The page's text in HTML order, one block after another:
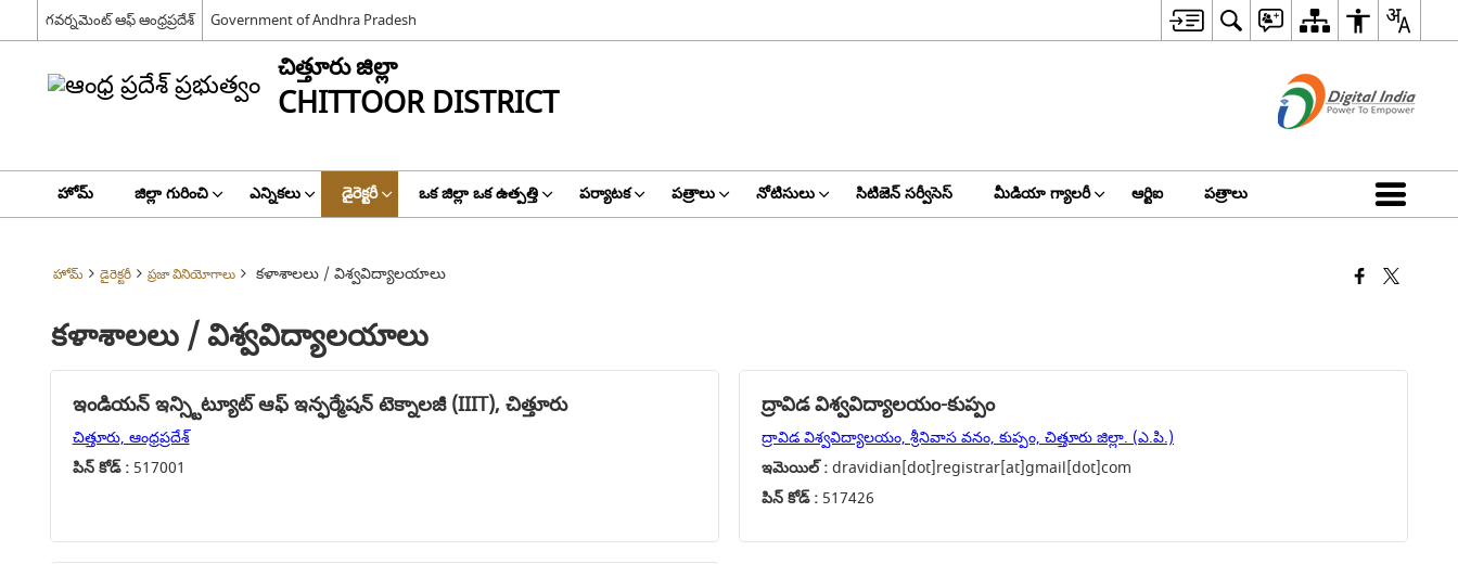
గవర్నమెంట్ ఆఫ్ ఆంధ్రప్రదేశ్ Government of Andhra Pradesh
చిత్తూరు జిల్లా
CHITTOOR DISTRICT
హోమ్ జిల్లా గురించి ఎన్నికలు డైరెక్టరీ ఒక జిల్లా ఒక ఉత్పత్తి పర్యాటక పత్రాలు నోటిసులు సిటిజెన్ సర్వీసెస్ మీడియా గ్యాలరీ ఆర్టిఐ పత్రాలు
హోమ్ డైరెక్టరీ ప్రజా వినియోగాలు కళాశాలలు / విశ్వవిద్యాలయాలు
కళాశాలలు / విశ్వవిద్యాలయాలు
ఇండియన్ ఇన్స్టిట్యూట్ ఆఫ్ ఇన్ఫర్మేషన్ టెక్నాలజీ (IIIT), చిత్తూరు
చిత్తూరు, ఆంధ్రప్రదేశ్
పిన్ కోడ్ :517001
ద్రావిడ విశ్వవిద్యాలయం-కుప్పం
ద్రావిడ విశ్వవిద్యాలయం, శ్రీనివాస వనం, కుప్పం, చిత్తూరు జిల్లా. (ఎ.పి.)
ఇమెయిల్ :dravidian[dot]registrar[at]gmail[dot]com
పిన్ కోడ్ :517426